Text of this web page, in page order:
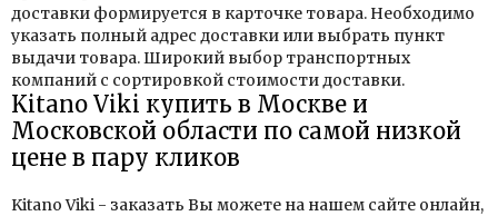
доставки формируется в карточке товара. Необходимо
указать полный адрес доставки или выбрать пункт
выдачи товара. Широкий выбор транспортных
компаний с сортировкой стоимости доставки.
Kitano Viki купить в Москве и
Московской области по самой низкой
цене в пару кликов
Kitano Viki - заказать Вы можете на нашем сайте онлайн,